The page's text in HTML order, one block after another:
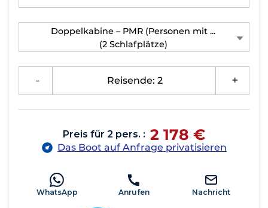
Doppelkabine – PMR (Personen mit ...
(2 Schlafplätze)
Reisende: 2
Preis für 2 pers. : 2 178 €
Das Boot auf Anfrage privatisieren
WhatsApp Anrufen Nachricht